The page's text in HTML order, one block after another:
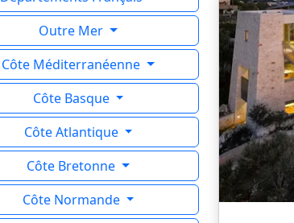
Outre Mer
Côte Méditerranéenne
Côte Basque
Côte Atlantique
Côte Bretonne
Côte Normande